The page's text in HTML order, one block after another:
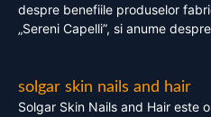
despre benefiile produselor
„Sereni Capelli”, si anume
solgar skin nails and hair
Solgar Skin Nails and Hair este